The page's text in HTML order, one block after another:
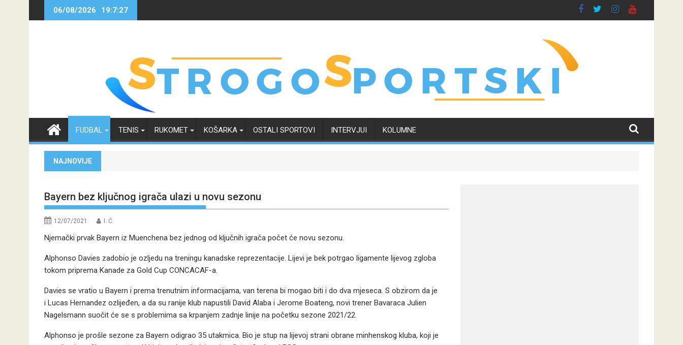
06/08/2026 19:7:28
FUDBAL TENIS RUKOMET KOŠARKA OSTALI SPORTOVI INTERVJUI KOLUMNE
NAJNOVIJE
Bayern bez ključnog igrača ulazi u novu sezonu
12/07/2021 I. Ć.
Njemački prvak Bayern iz Muenchena bez jednog od ključnih igrača počet će novu sezonu.
Alphonso Davies zadobio je ozljedu na treningu kanadske reprezentacije. Lijevi je bek potrgao ligamente lijevog zgloba
tokom priprema Kanade za Gold Cup CONCACAF-a.
Davies se vratio u Bayern i prema trenutnim informacijama, van terena bi mogao biti i do dva mjeseca. S obzirom da je
i Lucas Hernandez ozlijeđen, a da su ranije klub napustili David Alaba i Jerome Boateng, novi trener Bavaraca Julien
Nagelsmann suočit će se s problemima sa krpanjem zadnje linije na početku sezone 2021/22.
Alphonso je prošle sezone za Bayern odigrao 35 utakmica. Bio je stup na lijevoj strani obrane minhenskog kluba, koji je